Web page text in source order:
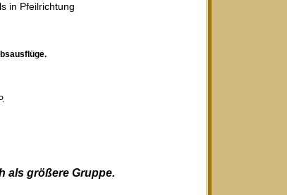
in Pfeilrichtung
als größere Gruppe.